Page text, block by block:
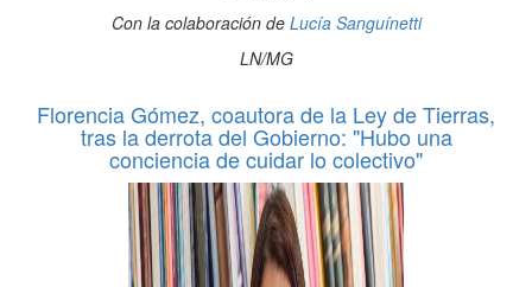
Con la colaboración de Lucía Sanguínetti
LN/MG
Florencia Gómez, coautora de la Ley de Tierras,
tras la derrota del Gobierno: "Hubo una
conciencia de cuidar lo colectivo"